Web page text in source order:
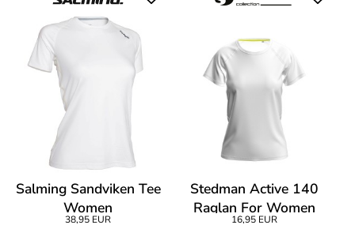
Salming Sandviken Tee
Women
38,95 EUR
Stedman Active 140
Raglan For Women
16,95 EUR